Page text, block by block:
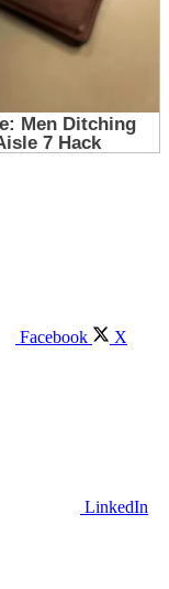
Facebook X
LinkedIn